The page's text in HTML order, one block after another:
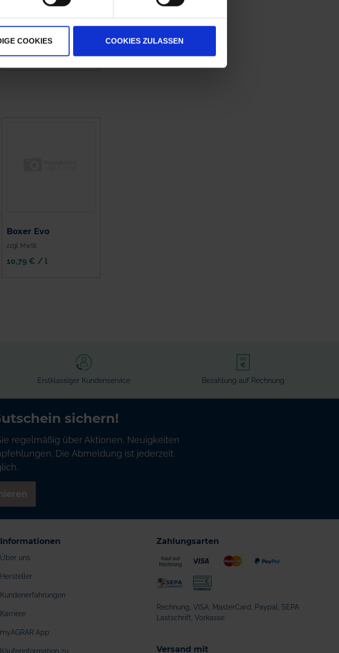
COOKIES COOKIES ZULASSEN
Taifun forte
zzgl. MwSt.
4,95 € / l
Boxer Evo
zzgl. MwSt.
10,79 € / l
Erstklassiger Kundenservice Bezahlung auf Rechnung
sichern!
regelmäßig über Aktionen, Neuigkeiten
Die Abmeldung ist jederzeit
Informationen
Über uns
Hersteller
Kundenerfahrungen
Karriere
myAGRAR App
Käuferinformation zu
Zahlungsarten
Rechnung, VISA, MasterCard, Paypal, SEPA
Lastschrift, Vorkasse
Versand mit